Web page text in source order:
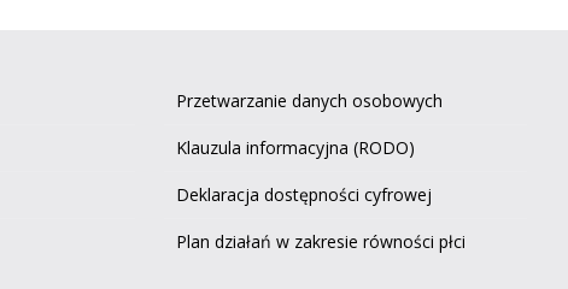
Przetwarzanie danych osobowych
Klauzula informacyjna (RODO)
Deklaracja dostępności cyfrowej
Plan działań w zakresie równości płci